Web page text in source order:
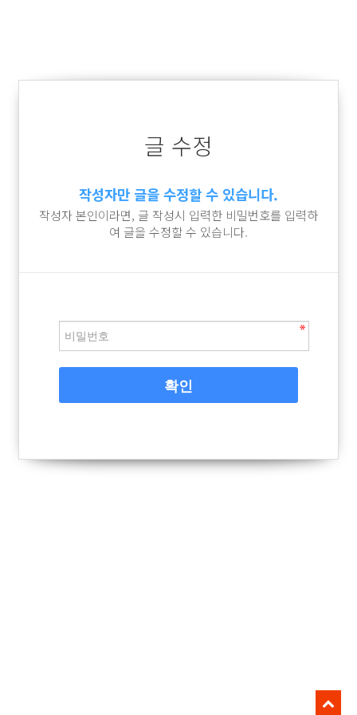
글 수정
작성자만 글을 수정할 수 있습니다.
작성자 본인이라면, 글 작성시 입력한 비밀번호를 입력하
여 글을 수정할 수 있습니다.